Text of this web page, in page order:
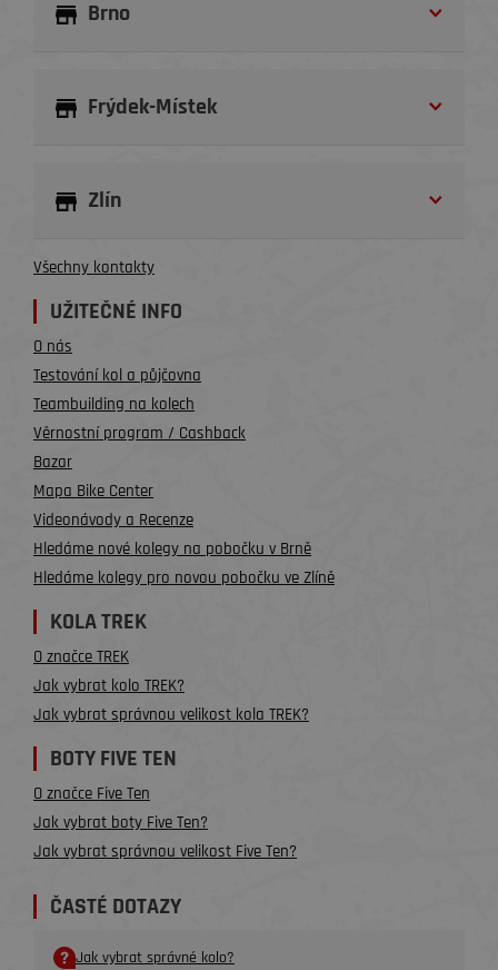
Brno
Frýdek-Místek
Zlín
Všechny kontakty
UŽITEČNÉ INFO
O nás
Testování kol a půjčovna
Teambuilding na kolech
Věrnostní program / Cashback
Bazar
Mapa Bike Center
Videonávody a Recenze
Hledáme nové kolegy na pobočku v Brně
Hledáme kolegy pro novou pobočku ve Zlíně
KOLA TREK
O značce TREK
Jak vybrat kolo TREK?
Jak vybrat správnou velikost kola TREK?
BOTY FIVE TEN
O značce Five Ten
Jak vybrat boty Five Ten?
Jak vybrat správnou velikost Five Ten?
ČASTÉ DOTAZY
Jak vybrat správné kolo?